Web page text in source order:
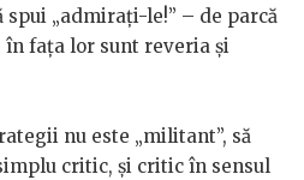
„admirați-le!” – de parcă
fața lor sunt reveria și
nu este „militant”, să
critic, și critic în sensul